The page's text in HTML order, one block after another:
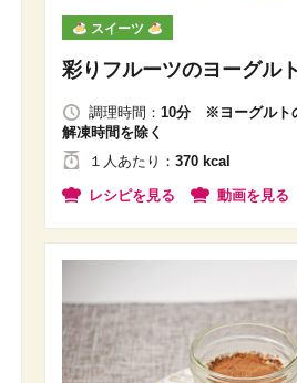
スイーツ
彩りフルーツのヨーグル
調理時間： 10分 ※ヨーグルト
解凍時間を除く
１人あたり ： 370 kcal
レシピを見る 動画を見る